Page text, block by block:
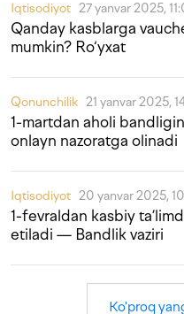
Iqtisodiyot 27 yanvar 2025,
Qanday kasblarga
mumkin? Ro‘yxat
Qonunchilik 21 yanvar 2025,
1-martdan aholi
onlayn nazoratga olinadi
Iqtisodiyot 20 yanvar 2025,
1-fevraldan kasbiy
etiladi — Bandlik vaziri
Ko'proq